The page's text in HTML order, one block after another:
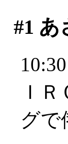
#1 あ
Ｉ
グで